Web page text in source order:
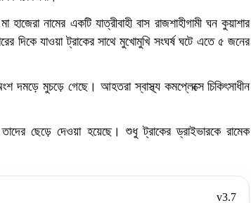
নামের একটি যাত্রীবাহী বাস রাজশাহীগামী ঘন কুয়াশার
দিকে যাওয়া ট্রাকের সাথে মুখোমুখি সংঘর্ষ ঘটে এতে ৫ জনের
দমড়ে মুচড়ে গেছে। আহতরা স্বাস্থ্য কমপ্লেক্সে চিকিৎসাধীন
ছেড়ে দেওয়া হয়েছে। শুধু ট্রাকের ড্রাইভারকে রামেক
v3.7